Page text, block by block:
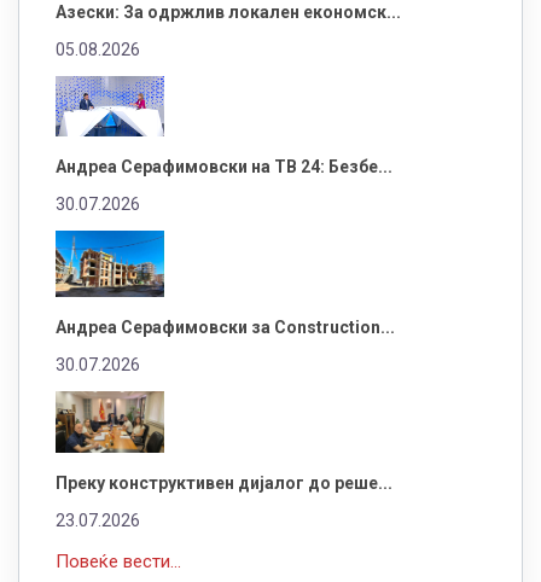
Азески: За одржлив локален економск...
05.08.2026
Андреа Серафимовски на ТВ 24: Безбе...
30.07.2026
Андреа Серафимовски за Construction...
30.07.2026
Преку конструктивен дијалог до реше...
23.07.2026
Повеќе вести...